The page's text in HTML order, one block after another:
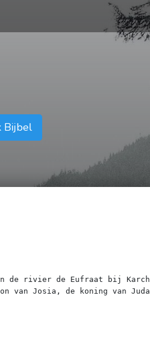
Bijbel
de rivier de Eufraat bij
van Josia, de koning van